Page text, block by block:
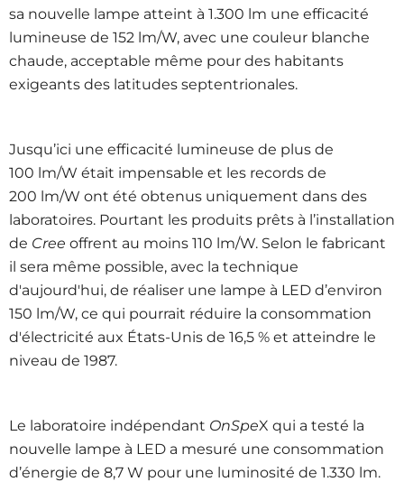
sa nouvelle lampe atteint à 1.300 lm une efficacité
lumineuse de 152 lm/W, avec une couleur blanche
chaude, acceptable même pour des habitants
exigeants des latitudes septentrionales.
Jusqu’ici une efficacité lumineuse de plus de
100 lm/W était impensable et les records de
200 lm/W ont été obtenus uniquement dans des
laboratoires. Pourtant les produits prêts à l’installation
de Cree offrent au moins 110 lm/W. Selon le fabricant
il sera même possible, avec la technique
d'aujourd'hui, de réaliser une lampe à LED d’environ
150 lm/W, ce qui pourrait réduire la consommation
d'électricité aux États-Unis de 16,5 % et atteindre le
niveau de 1987.
Le laboratoire indépendant OnSpeX qui a testé la
nouvelle lampe à LED a mesuré une consommation
d’énergie de 8,7 W pour une luminosité de 1.330 lm.